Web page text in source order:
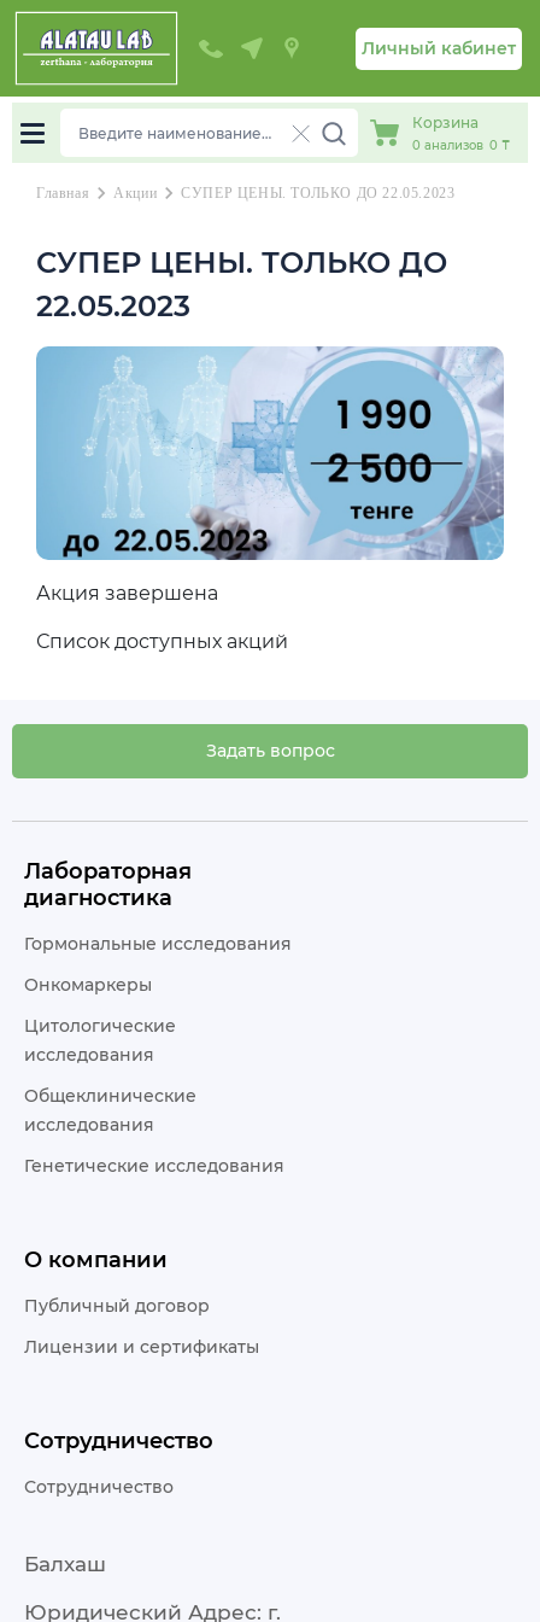
Личный кабинет
Корзина
0 анализов 0 ₸
Главная chevron_rightАкции chevron_rightСУПЕР ЦЕНЫ. ТОЛЬКО ДО 22.05.2023
СУПЕР ЦЕНЫ. ТОЛЬКО ДО
22.05.2023
Акция завершена
Список доступных акций
Задать вопрос
Лабораторная
диагностика
Гормональные исследования
Онкомаркеры
Цитологические
исследования
Общеклинические
исследования
Генетические исследования
О компании
Публичный договор
Лицензии и сертификаты
Сотрудничество
Сотрудничество
Балхаш
Юридический Адрес: г.